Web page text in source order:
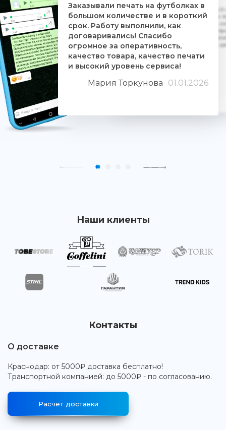
Заказывали печать на футболках в
большом количестве и в короткий
срок. Работу выполнили, как
договаривались! Спасибо
огромное за оперативность,
качество товара, качество печати
и высокий уровень сервиса!
Мария Торкунова 01.01.2026
Дочке на 18-летие решили заказать
ребятам. Времени было всего сутки.
взялись за работу, сделали макеты,
Огромное им спасибо. Дочка была
знают свое дело и отдаются ему
людьми. Качество печати
Наши клиенты
Контакты
О доставке
Краснодар: от 5000₽ доставка бесплатно!
Транспортной компанией: до 5000₽ - по согласованию.
Расчёт доставки